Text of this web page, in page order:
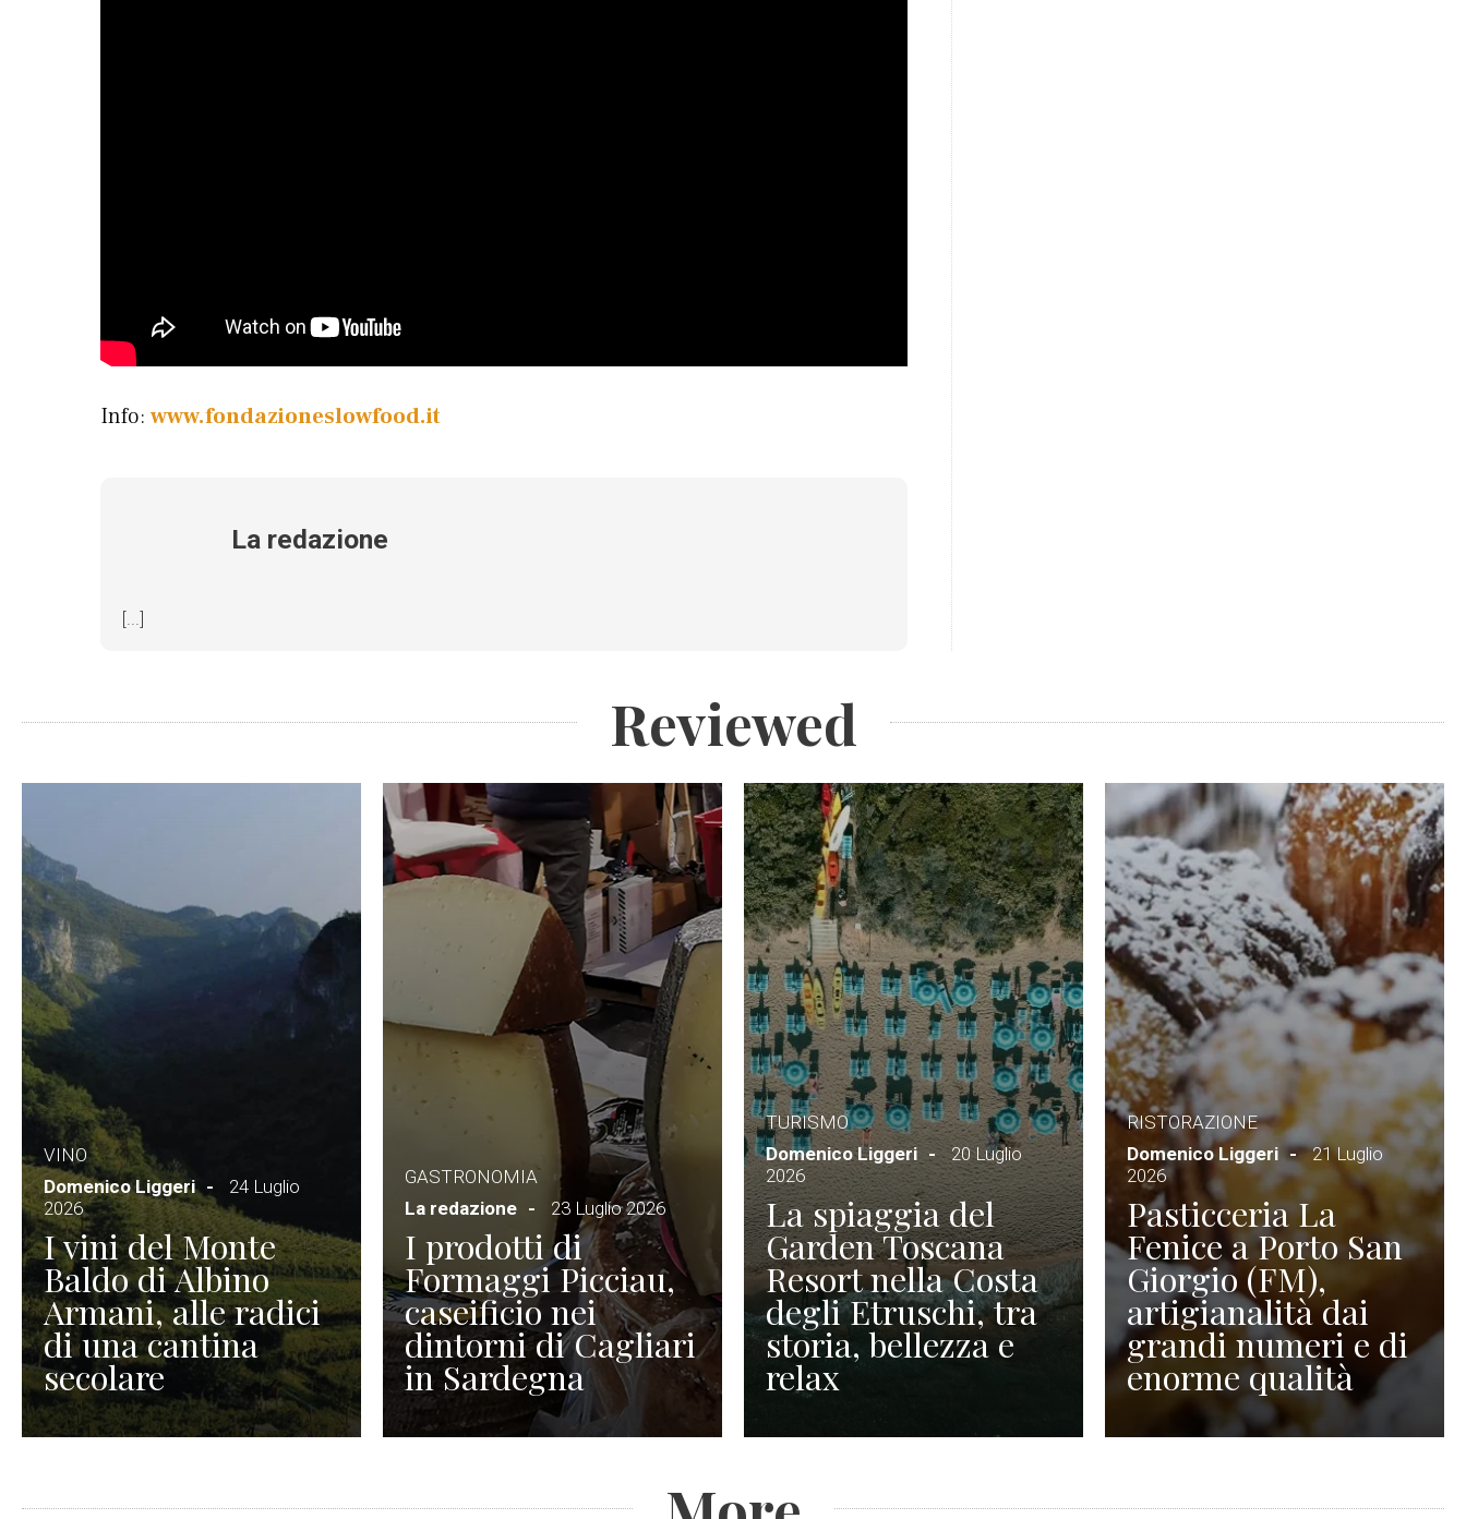
Info: www.fondazioneslowfood.it
La redazione
[...]
Reviewed
VINO
Domenico Liggeri
24 Luglio
2026
I vini del Monte
Baldo di Albino
Armani, alle radici
di una cantina
secolare
GASTRONOMIA
La redazione
23 Luglio 2026
I prodotti di
Formaggi Picciau,
caseificio nei
dintorni di Cagliari
in Sardegna
TURISMO
Domenico Liggeri
20 Luglio
2026
La spiaggia del
Garden Toscana
Resort nella Costa
degli Etruschi, tra
storia, bellezza e
relax
RISTORAZIONE
Domenico Liggeri
21 Luglio
2026
Pasticceria La
Fenice a Porto San
Giorgio (FM),
artigianalità dai
grandi numeri e di
enorme qualità